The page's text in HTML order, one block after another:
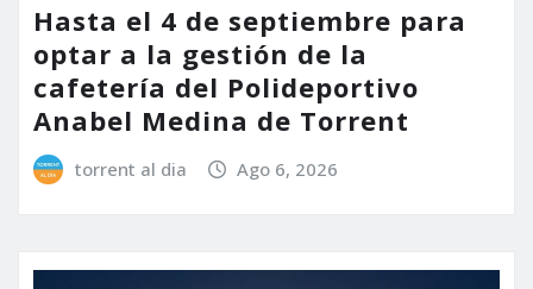
Hasta el 4 de septiembre para
optar a la gestión de la
cafetería del Polideportivo
Anabel Medina de Torrent
torrent al dia Ago 6, 2026